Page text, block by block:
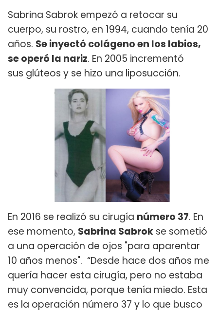
Sabrina Sabrok empezó a retocar su
cuerpo, su rostro, en 1994, cuando tenía 20
años. Se inyectó colágeno en los labios,
se operó la nariz. En 2005 incrementó
sus glúteos y se hizo una liposucción.
En 2016 se realizó su cirugía número 37. En
ese momento, Sabrina Sabrok se sometió
a una operación de ojos "para aparentar
10 años menos". “Desde hace dos años me
quería hacer esta cirugía, pero no estaba
muy convencida, porque tenía miedo. Esta
es la operación número 37 y lo que busco